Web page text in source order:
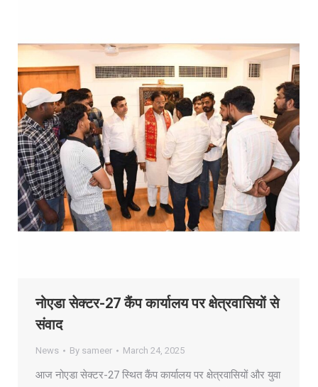
नोएडा सेक्टर-27 कैंप कार्यालय पर क्षेत्रवासियों से
संवाद
News By sameer March 24, 2025
आज नोएडा सेक्टर-27 स्थित कैंप कार्यालय पर क्षेत्रवासियों और युवा